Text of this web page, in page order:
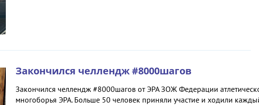
Закончился челлендж #8000шагов
Закончился челлендж #8000шагов от ЭРА ЗОЖ Федерации
многоборья ЭРА. Больше 50 человек приняли участие и ходили